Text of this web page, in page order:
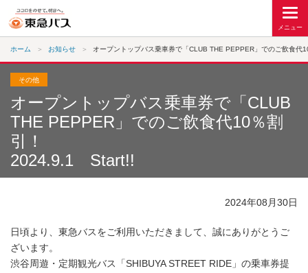
ホーム お知らせ オープントップバス乗車券で「CLUB THE PEPPER」でのご飲食
その他
オープントップバス乗車券で「CLUB
THE PEPPER」でのご飲食代10％割
引！
2024.9.1 Start!!
2024年08月30日
日頃より、東急バスをご利用いただきまして、誠にありがとうご
ざいます。
渋谷周遊・定期観光バス「SHIBUYA STREET RIDE」の乗車券提